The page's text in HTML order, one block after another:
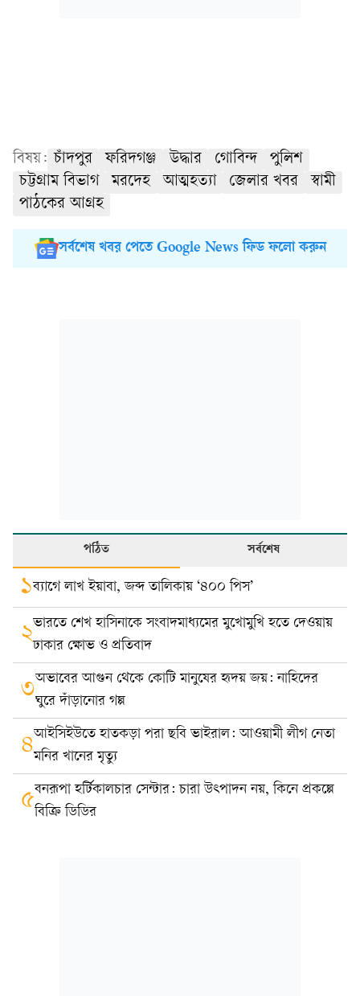
বিষয়: চাঁদপুর ফরিদগঞ্জ উদ্ধার গোবিন্দ
পুলিশ
চট্টগ্রাম বিভাগ
মরদেহ আত্মহত্যা জেলার খবর
স্বামী
পাঠকের আগ্রহ
সর্বশেষ খবর পেতে Google News ফিড ফলো করুন
পঠিত সর্বশেষ
১ব্যাগে লাখ ইয়াবা, জব্দ তালিকায় ‘৪০০ পিস’
২ভারতে শেখ হাসিনাকে সংবাদমাধ্যমের মুখোমুখি হতে দেওয়ায়
ঢাকার ক্ষোভ ও প্রতিবাদ
৩অভাবের আগুন থেকে কোটি মানুষের হৃদয় জয়: নাহিদের
ঘুরে দাঁড়ানোর গল্প
৪আইসিইউতে হাতকড়া পরা ছবি ভাইরাল: আওয়ামী লীগ নেতা
মনির খানের মৃত্যু
৫বনরূপা হর্টিকালচার সেন্টার: চারা উৎপাদন নয়, কিনে প্রকল্পে
বিক্রি ডিডির